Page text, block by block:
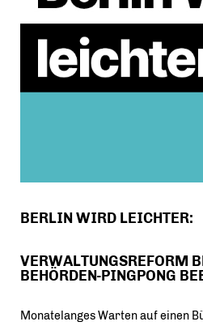
BERLIN WIRD LEICHTER:
VERWALTUNGSREFORM
BEHÖRDEN-PINGPONG
Monatelanges Warten auf einen